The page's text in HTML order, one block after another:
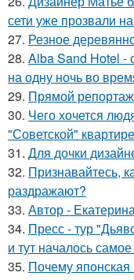
сети уже прозвали
27. Резное
28. Alba Sand Hotel -
на одну ночь во
29. Прямой
30. Чего хочется
"Советской"
31. Для дочки
32. Признавайтесь,
раздражают?
33. Автор -
34. Пресс - тур
и тут началось
35. Почему японская